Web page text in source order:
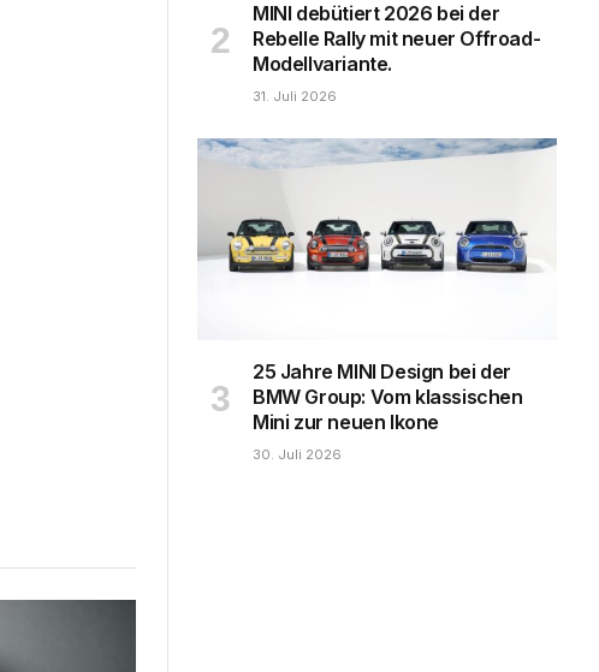
MINI debütiert 2026 bei der
Rebelle Rally mit neuer Offroad-
Modellvariante.
31. Juli 2026
25 Jahre MINI Design bei der
BMW Group: Vom klassischen
Mini zur neuen Ikone
30. Juli 2026